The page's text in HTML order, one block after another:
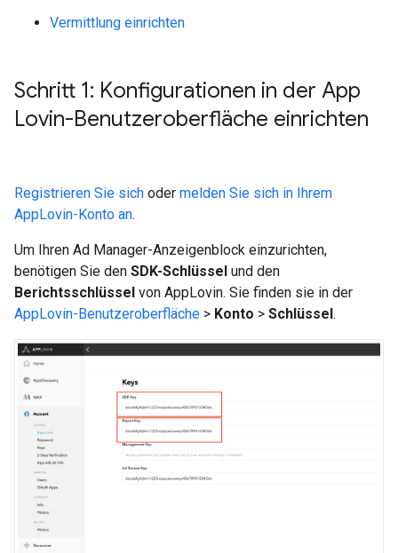
Vermittlung einrichten
Schritt 1: Konfigurationen in der App
Lovin-Benutzeroberfläche einrichten
Registrieren Sie sich oder melden Sie sich in Ihrem
AppLovin-Konto an.
Um Ihren Ad Manager-Anzeigenblock einzurichten,
benötigen Sie den SDK-Schlüssel und den
Berichtsschlüssel von AppLovin. Sie finden sie in der
AppLovin-Benutzeroberfläche > Konto > Schlüssel.